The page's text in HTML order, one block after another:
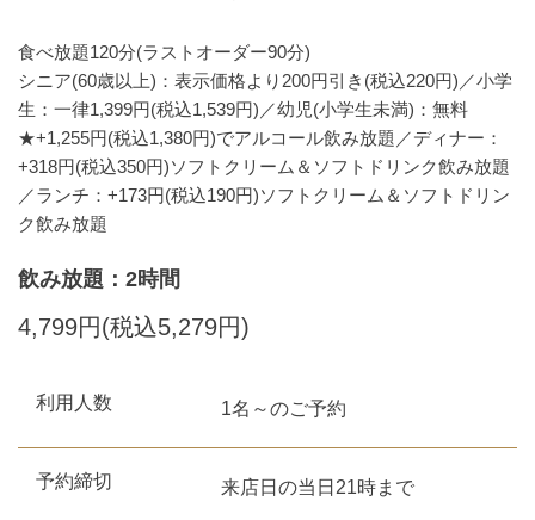
食べ放題120分(ラストオーダー90分)
シニア(60歳以上)：表示価格より200円引き(税込220円)／小学
生：一律1,399円(税込1,539円)／幼児(小学生未満)：無料
★+1,255円(税込1,380円)でアルコール飲み放題／ディナー：
+318円(税込350円)ソフトクリーム＆ソフトドリンク飲み放題
／ランチ：+173円(税込190円)ソフトクリーム＆ソフトドリン
ク飲み放題
飲み放題：2時間
4,799円(税込5,279円)
利用人数 1名～のご予約
予約締切 来店日の当日21時まで